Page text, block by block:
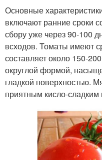
Основные
включают ранние сроки
сбору уже через 90-100
всходов. Томаты имеют
составляет около 150-
округлой формой,
гладкой поверхностью.
приятным кисло-сладким